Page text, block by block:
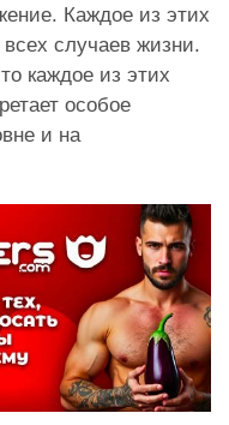
Каждое из этих
случаев жизни.
каждое из этих
особое
и на